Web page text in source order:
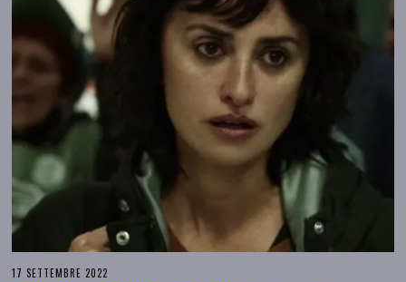
17 SETTEMBRE 2022